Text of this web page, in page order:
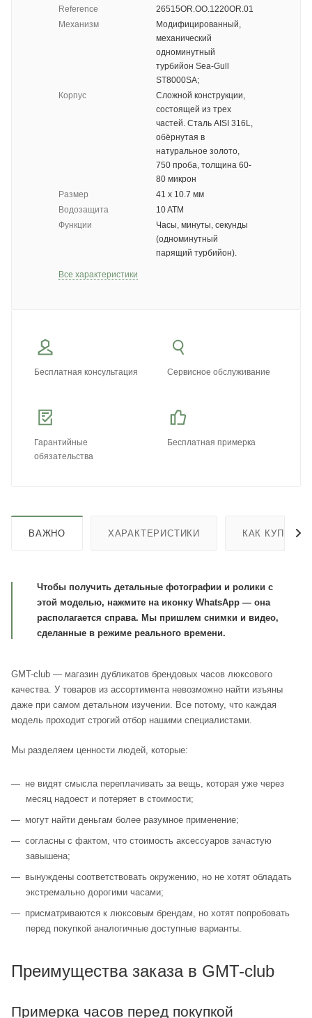
Reference
26515OR.OO.1220OR.01
Механизм
Модифицированный,
механический
одноминутный
турбийон Sea-Gull
ST8000SA;
Корпус
Сложной конструкции,
состоящей из трех
частей. Сталь AISI 316L,
обёрнутая в
натуральное золото,
750 проба, толщина 60-
80 микрон
Размер
41 х 10.7 мм
Водозащита
10 ATM
Функции
Часы, минуты, секунды
(одноминутный
парящий турбийон).
Все характеристики
Бесплатная консультация Сервисное обслуживание
Гарантийные
обязательства
Бесплатная примерка
ВАЖНО ХАРАКТЕРИСТИКИ КАК КУПИТЬ
Чтобы получить детальные фотографии и ролики с
этой моделью, нажмите на иконку WhatsApp — она
располагается справа. Мы пришлем снимки и видео,
сделанные в режиме реального времени.
GMT-club — магазин дубликатов брендовых часов люксового
качества. У товаров из ассортимента невозможно найти изъяны
даже при самом детальном изучении. Все потому, что каждая
модель проходит строгий отбор нашими специалистами.
Мы разделяем ценности людей, которые:
не видят смысла переплачивать за вещь, которая уже через
месяц надоест и потеряет в стоимости;
могут найти деньгам более разумное применение;
согласны с фактом, что стоимость аксессуаров зачастую
завышена;
вынуждены соответствовать окружению, но не хотят обладать
экстремально дорогими часами;
присматриваются к люксовым брендам, но хотят попробовать
перед покупкой аналогичные доступные варианты.
Преимущества заказа в GMT-club
Примерка часов перед покупкой